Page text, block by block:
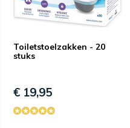
Toiletstoelzakken - 20
stuks
€ 19,95